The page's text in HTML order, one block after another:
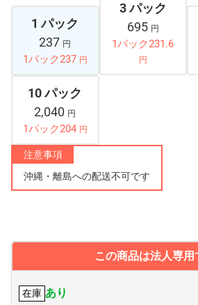
1 パック
237 円
1パック237 円
3 パック
695 円
1パック231.6
円
10 パック
2,040 円
1パック204 円
注意事項
沖縄・離島への配送不可です
この商品は法人専用
在庫 あり